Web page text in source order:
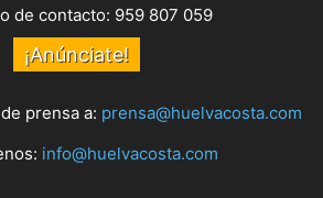
de contacto: 959 807 059
¡Anúnciate!
prensa a: prensa@huelvacosta.com
info@huelvacosta.com